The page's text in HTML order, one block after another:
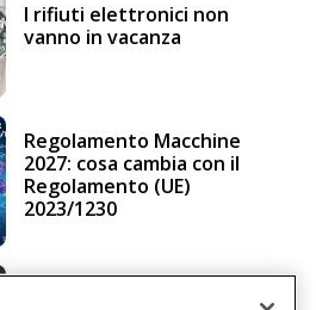
I rifiuti elettronici non
vanno in vacanza
Regolamento Macchine
2027: cosa cambia con il
Regolamento (UE)
2023/1230